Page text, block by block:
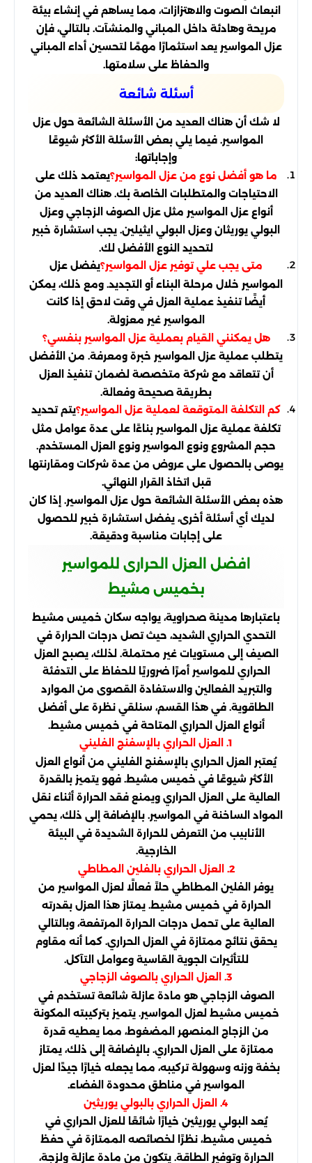
انبعاث الصوت والاهتزازات، مما يساهم في إنشاء بيئة
مريحة وهادئة داخل المباني والمنشآت. بالتالي، فإن
عزل المواسير يعد استثمارًا مهمًا لتحسين أداء المباني
والحفاظ على سلامتها.
أسئلة شائعة
لا شك أن هناك العديد من الأسئلة الشائعة حول عزل
المواسير. فيما يلي بعض الأسئلة الأكثر شيوعًا
وإجاباتها:
ما هو أفضل نوع من عزل المواسير؟يعتمد ذلك على
الاحتياجات والمتطلبات الخاصة بك. هناك العديد من
أنواع عزل المواسير مثل عزل الصوف الزجاجي وعزل
البولي يوريثان وعزل البولي ايثيلين. يجب استشارة خبير
لتحديد النوع الأفضل لك.
متى يجب علي توفير عزل المواسير؟يفضل عزل
المواسير خلال مرحلة البناء أو التجديد. ومع ذلك، يمكن
أيضًا تنفيذ عملية العزل في وقت لاحق إذا كانت
المواسير غير معزولة.
هل يمكنني القيام بعملية عزل المواسير بنفسي؟
يتطلب عملية عزل المواسير خبرة ومعرفة. من الأفضل
أن تتعاقد مع شركة متخصصة لضمان تنفيذ العزل
بطريقة صحيحة وفعالة.
كم التكلفة المتوقعة لعملية عزل المواسير؟يتم تحديد
تكلفة عملية عزل المواسير بناءًا على عدة عوامل مثل
حجم المشروع ونوع المواسير ونوع العزل المستخدم.
يوصى بالحصول على عروض من عدة شركات ومقارنتها
قبل اتخاذ القرار النهائي.
هذه بعض الأسئلة الشائعة حول عزل المواسير. إذا كان
لديك أي أسئلة أخرى، يفضل استشارة خبير للحصول
على إجابات مناسبة ودقيقة.
افضل العزل الحرارى للمواسير
بخميس مشيط
باعتبارها مدينة صحراوية، يواجه سكان خميس مشيط
التحدي الحراري الشديد، حيث تصل درجات الحرارة في
الصيف إلى مستويات غير محتملة. لذلك، يصبح العزل
الحراري للمواسير أمرًا ضروريًا للحفاظ على التدفئة
والتبريد الفعالين والاستفادة القصوى من الموارد
الطاقوية. في هذا القسم، سنلقي نظرة على أفضل
أنواع العزل الحراري المتاحة في خميس مشيط.
1. العزل الحراري بالإسفنج الفليني
يُعتبر العزل الحراري بالإسفنج الفليني من أنواع العزل
الأكثر شيوعًا في خميس مشيط. فهو يتميز بالقدرة
العالية على العزل الحراري ويمنع فقد الحرارة أثناء نقل
المواد الساخنة في المواسير. بالإضافة إلى ذلك، يحمي
الأنابيب من التعرض للحرارة الشديدة في البيئة
الخارجية.
2. العزل الحراري بالفلين المطاطي
يوفر الفلين المطاطي حلاً فعالًا لعزل المواسير من
الحرارة في خميس مشيط. يمتاز هذا العزل بقدرته
العالية على تحمل درجات الحرارة المرتفعة، وبالتالي
يحقق نتائج ممتازة في العزل الحراري. كما أنه مقاوم
للتأثيرات الجوية القاسية وعوامل التآكل.
3. العزل الحراري بالصوف الزجاجي
الصوف الزجاجي هو مادة عازلة شائعة تستخدم في
خميس مشيط لعزل المواسير. يتميز بتركيبته المكونة
من الزجاج المنصهر المضغوط، مما يعطيه قدرة
ممتازة على العزل الحراري. بالإضافة إلى ذلك، يمتاز
بخفة وزنه وسهولة تركيبه، مما يجعله خيارًا جيدًا لعزل
المواسير في مناطق محدودة الفضاء.
4. العزل الحراري بالبولي يوريثين
يُعد البولي يوريثين خيارًا شائعًا للعزل الحراري في
خميس مشيط، نظرًا لخصائصه الممتازة في حفظ
الحرارة وتوفير الطاقة. يتكون من مادة عازلة ولزجة،